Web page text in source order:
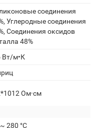
соединения
Углеродные соединения
Соединения оксидов
48%
Вт/м•К
Ом·см
280 °C